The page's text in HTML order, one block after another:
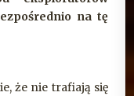
na tę
że nie trafiają się